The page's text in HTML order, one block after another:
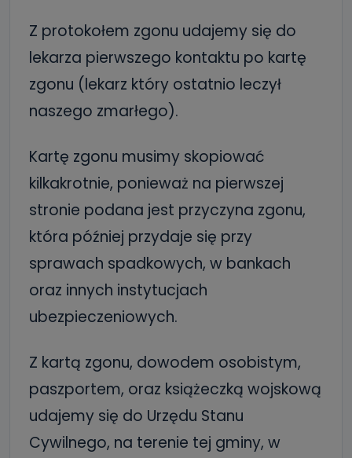
Z protokołem zgonu udajemy się do
lekarza pierwszego kontaktu po kartę
zgonu (lekarz który ostatnio leczył
naszego zmarłego).
Kartę zgonu musimy skopiować
kilkakrotnie, ponieważ na pierwszej
stronie podana jest przyczyna zgonu,
która później przydaje się przy
sprawach spadkowych, w bankach
oraz innych instytucjach
ubezpieczeniowych.
Z kartą zgonu, dowodem osobistym,
paszportem, oraz książeczką wojskową
udajemy się do Urzędu Stanu
Cywilnego, na terenie tej gminy, w